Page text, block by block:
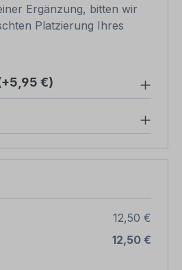
Ergänzung, bitten wir
Platzierung Ihres
€)
12,50 €
12,50 €